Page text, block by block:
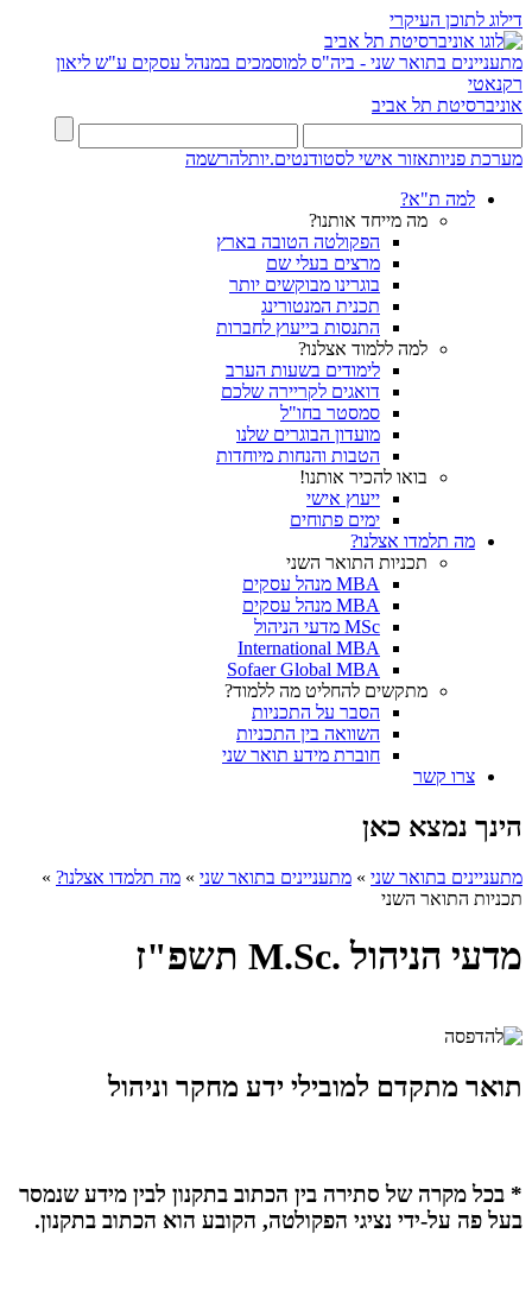
דילוג לתוכן העיקרי
מתעניינים בתואר שני - ביה"ס למוסמכים במנהל עסקים ע"ש ליאון
רקנאטי
אוניברסיטת תל אביב
מערכת פניותאזור אישי לסטודנטים.יותלהרשמה
למה ת"א?
מה מייחד אותנו?
הפקולטה הטובה בארץ
מרצים בעלי שם
בוגרינו מבוקשים יותר
תכנית המנטורינג
התנסות בייעוץ לחברות
למה ללמוד אצלנו?
לימודים בשעות הערב
דואגים לקריירה שלכם
סמסטר בחו"ל
מועדון הבוגרים שלנו
הטבות והנחות מיוחדות
בואו להכיר אותנו!
ייעוץ אישי
ימים פתוחים
מה תלמדו אצלנו?
תכניות התואר השני
MBA מנהל עסקים
MBA מנהל עסקים
MSc מדעי הניהול
International MBA
Sofaer Global MBA
מתקשים להחליט מה ללמוד?
הסבר על התכניות
השוואה בין התכניות
חוברת מידע תואר שני
צרו קשר
הינך נמצא כאן
מתעניינים בתואר שני » מתעניינים בתואר שני » מה תלמדו אצלנו? »
תכניות התואר השני
מדעי הניהול .M.Sc תשפ"ז
תואר מתקדם למובילי ידע מחקר וניהול
* בכל מקרה של סתירה בין הכתוב בתקנון לבין מידע שנמסר
בעל פה על-ידי נציגי הפקולטה, הקובע הוא הכתוב בתקנון.